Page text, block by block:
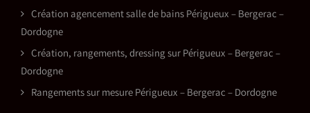
Création agencement salle de bains Périgueux – Bergerac –
Dordogne
Création, rangements, dressing sur Périgueux – Bergerac –
Dordogne
Rangements sur mesure Périgueux – Bergerac – Dordogne